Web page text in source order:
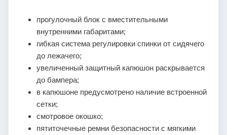
прогулочный блок с вместительными
внутренними габаритами;
гибкая система регулировки спинки от сидячего
до лежачего;
увеличенный защитный капюшон раскрывается
до бампера;
в капюшоне предусмотрено наличие встроенной
сетки;
смотровое окошко;
пятиточечные ремни безопасности с мягкими